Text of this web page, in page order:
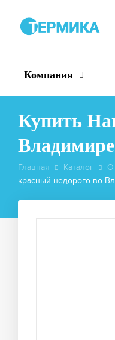
Компания
Купить
Владимире
Главная Каталог
красный недорого во